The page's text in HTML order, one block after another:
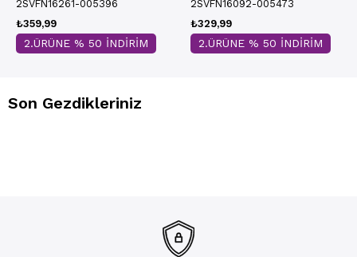
2SVFN16261-005396
₺359,99
2.ÜRÜNE % 50 İNDİRİM
2SVFN16092-005473
₺329,99
2.ÜRÜNE % 50 İNDİRİM
Son Gezdikleriniz